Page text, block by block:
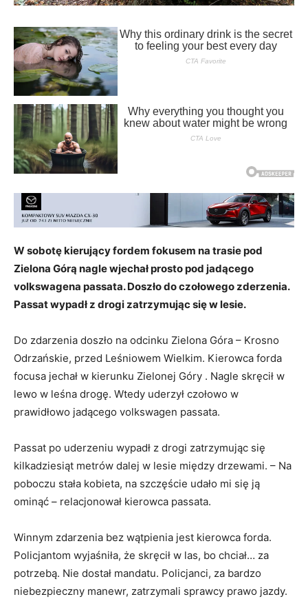
W sobotę kierujący fordem fokusem na trasie pod
Zielona Górą nagle wjechał prosto pod jadącego
volkswagena passata. Doszło do czołowego zderzenia.
Passat wypadł z drogi zatrzymując się w lesie.
Do zdarzenia doszło na odcinku Zielona Góra – Krosno
Odrzańskie, przed Leśniowem Wielkim. Kierowca forda
focusa jechał w kierunku Zielonej Góry . Nagle skręcił w
lewo w leśna drogę. Wtedy uderzył czołowo w
prawidłowo jadącego volkswagen passata.
Passat po uderzeniu wypadł z drogi zatrzymując się
kilkadziesiąt metrów dalej w lesie między drzewami. – Na
poboczu stała kobieta, na szczęście udało mi się ją
ominąć – relacjonował kierowca passata.
Winnym zdarzenia bez wątpienia jest kierowca forda.
Policjantom wyjaśniła, że skręcił w las, bo chciał… za
potrzebą. Nie dostał mandatu. Policjanci, za bardzo
niebezpieczny manewr, zatrzymali sprawcy prawo jazdy.